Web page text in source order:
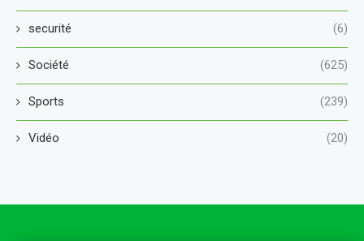
securité (6)
Société (625)
Sports (239)
Vidéo (20)